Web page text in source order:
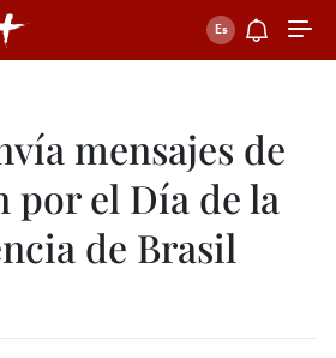
mensajes de
el Día de la
de Brasil